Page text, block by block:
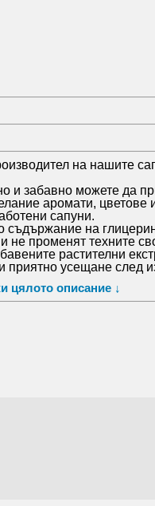
на нашите
забавно можете да
аромати,
сапуни.
съдържание на
не променят техните
растителни
усещане
разлагане при
цялото описание ↓